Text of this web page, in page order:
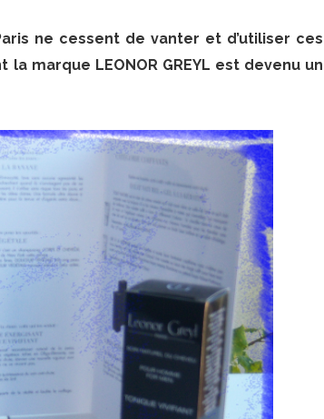
ne cessent de vanter et d’utiliser ces
marque LEONOR GREYL est devenu un